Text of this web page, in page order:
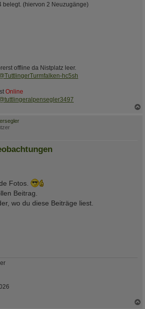
belegt. (hiervon 2 Neuzugänge)
offline da Nistplatz leer.
hc5sh
Online
Fotos.
Beitrag.
wo du diese Beiträge liest.